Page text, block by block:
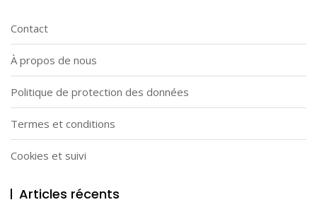
Contact
À propos de nous
Politique de protection des données
Termes et conditions
Cookies et suivi
Articles récents